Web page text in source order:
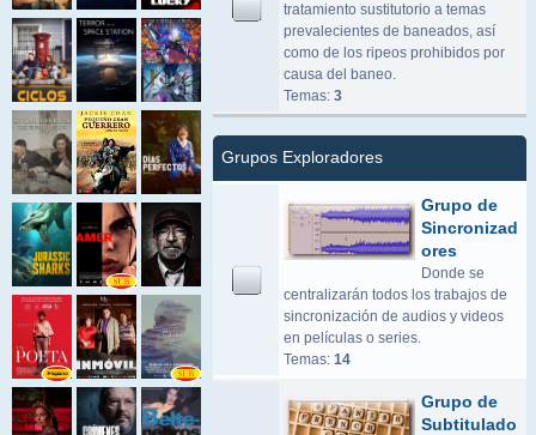
tratamiento sustitutorio a temas
prevalecientes de baneados, así
como de los ripeos prohibidos por
causa del baneo.
Temas: 3
Grupos Exploradores
Grupo de
Sincronizad
ores
Donde se
centralizarán todos los trabajos de
sincronización de audios y videos
en películas o series.
Temas: 14
Grupo de
Subtitulado